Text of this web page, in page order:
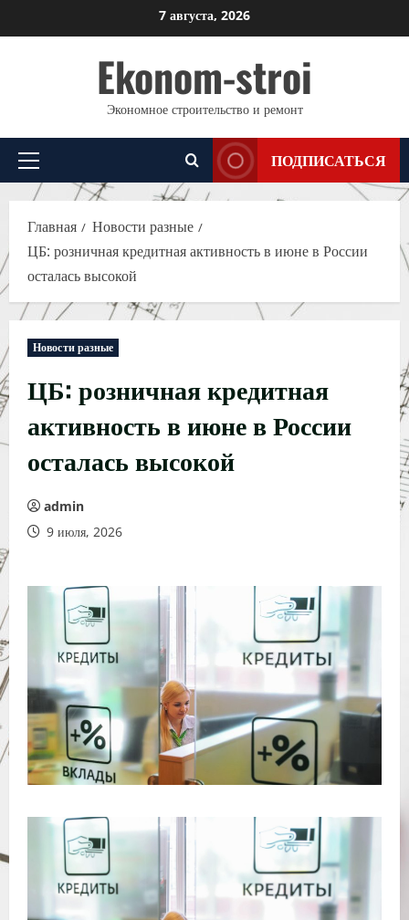
к
7 августа, 2026
Ekonom-stroi
Экономное строительство и ремонт
Основное
меню
ПОДПИСАТЬСЯ
Главная
Новости разные
ЦБ: розничная кредитная активность в июне в России
осталась высокой
Новости разные
ЦБ: розничная кредитная
активность в июне в России
осталась высокой
admin
9 июля, 2026